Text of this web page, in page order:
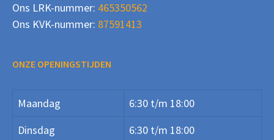
Ons LRK-nummer: 465350562
Ons KVK-nummer: 87591413
ONZE OPENINGSTIJDEN
Maandag
6:30 t/m 18:00
Dinsdag
6:30 t/m 18:00